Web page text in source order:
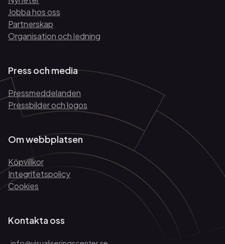
Jobba hos oss
Partnerskap
Organisation och ledning
Press och media
Pressmeddelanden
Pressbilder och logos
Om webbplatsen
Köpvillkor
Integritetspolicy
Cookies
Kontakta oss